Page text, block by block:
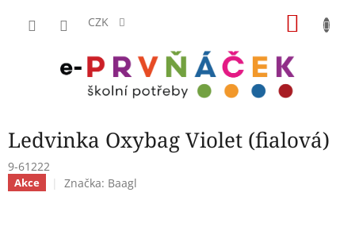
CZK
Ledvinka Oxybag Violet (fialová)
9-61222
Akce Značka: Baagl